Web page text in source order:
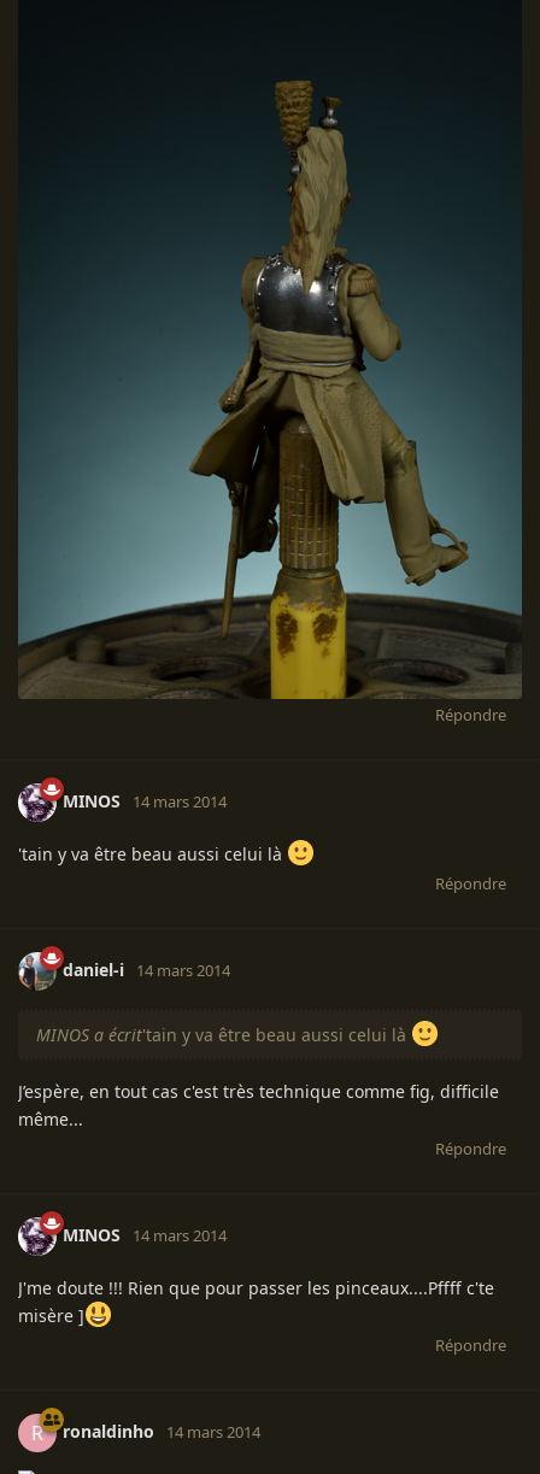
Répondre
MINOS 14 mars 2014
'tain y va être beau aussi celui là
Répondre
daniel-i 14 mars 2014
MINOS a écrit'tain y va être beau aussi celui là
J’espère, en tout cas c'est très technique comme fig, difficile
même...
Répondre
MINOS 14 mars 2014
J'me doute !!! Rien que pour passer les pinceaux....Pffff c'te
misère ]
Répondre
R ronaldinho 14 mars 2014